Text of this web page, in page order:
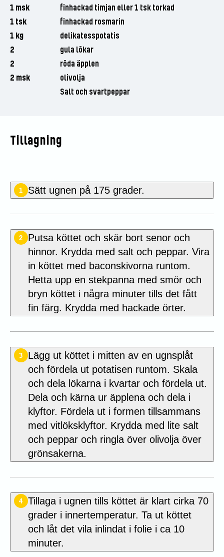
1 msk
finhackad timjan eller 1 tsk torkad
1 tsk
finhackad rosmarin
1 kg
delikatesspotatis
2
gula lökar
2
röda äpplen
2 msk
olivolja
Salt och svartpeppar
Tillagning
1 Sätt ugnen på 175 grader.
2
Putsa köttet och skär bort senor och
hinnor. Krydda med salt och peppar. Vira
in köttet med baconskivorna runtom.
Hetta upp en stekpanna med smör och
bryn köttet i några minuter tills det fått
fin färg. Krydda med hackade örter.
3
Lägg ut köttet i mitten av en ugnsplåt
och fördela ut potatisen runtom. Skala
och dela lökarna i kvartar och fördela ut.
Dela och kärna ur äpplena och dela i
klyftor. Fördela ut i formen tillsammans
med vitlöksklyftor. Krydda med lite salt
och peppar och ringla över olivolja över
grönsakerna.
4
Tillaga i ugnen tills köttet är klart cirka 70
grader i innertemperatur. Ta ut köttet
och låt det vila inlindat i folie i ca 10
minuter.